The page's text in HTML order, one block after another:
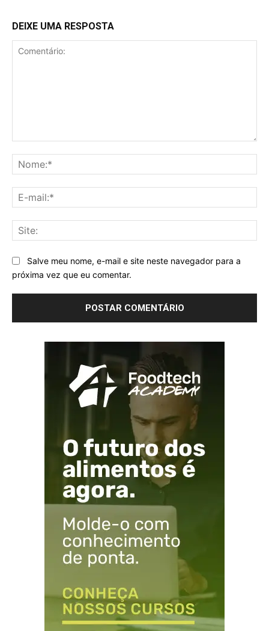
DEIXE UMA RESPOSTA
Salve meu nome, e-mail e site neste navegador para a
próxima vez que eu comentar.